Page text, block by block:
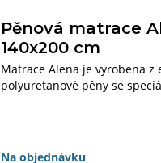
Pěnová matrace
140x200 cm
Matrace Alena je vyrobena z
polyuretanové pěny se
Na objednávku